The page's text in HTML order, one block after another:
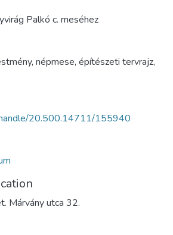
Palkó c. meséhez
, népmese, építészeti tervrajz,
20.500.14711/155940
Márvány utca 32.